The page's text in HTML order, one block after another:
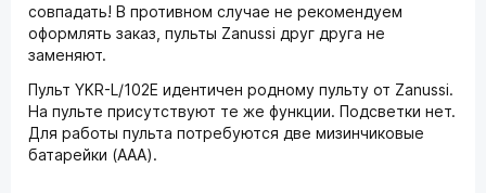
совпадать! В противном случае не рекомендуем
оформлять заказ, пульты Zanussi друг друга не
заменяют.
Пульт YKR-L/102E идентичен родному пульту от Zanussi.
На пульте присутствуют те же функции. Подсветки нет.
Для работы пульта потребуются две мизинчиковые
батарейки (AAA).